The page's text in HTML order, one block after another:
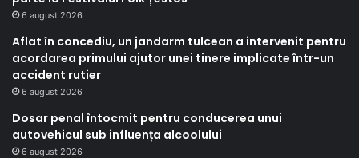
6 august 2026
Aflat în concediu, un jandarm tulcean a intervenit pentru
acordarea primului ajutor unei tinere implicate într-un
accident rutier
6 august 2026
Dosar penal întocmit pentru conducerea unui
autovehicul sub influența alcoolului
6 august 2026